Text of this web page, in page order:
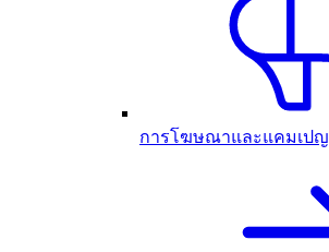
การโฆษณาและแคมเปญ